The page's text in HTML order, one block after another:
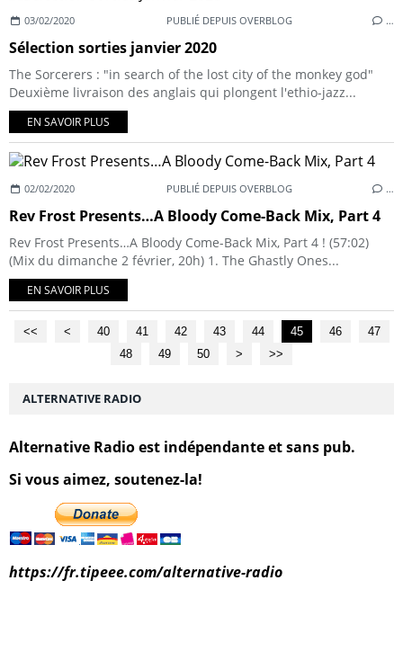
03/02/2020 PUBLIÉ DEPUIS OVERBLOG …
Sélection sorties janvier 2020
The Sorcerers : "in search of the lost city of the monkey god"
Deuxième livraison des anglais qui plongent l'ethio-jazz...
EN SAVOIR PLUS
02/02/2020 PUBLIÉ DEPUIS OVERBLOG …
Rev Frost Presents…A Bloody Come-Back Mix, Part 4
Rev Frost Presents…A Bloody Come-Back Mix, Part 4 ! (57:02)
(Mix du dimanche 2 février, 20h) 1. The Ghastly Ones...
EN SAVOIR PLUS
<< < 10
20
30
40 41 42 43 44 45 46
47
48
49 50 60
70
80
> >>
ALTERNATIVE RADIO
Alternative Radio est indépendante et sans pub.
Si vous aimez, soutenez-la!
https://fr.tipeee.com/alternative-radio